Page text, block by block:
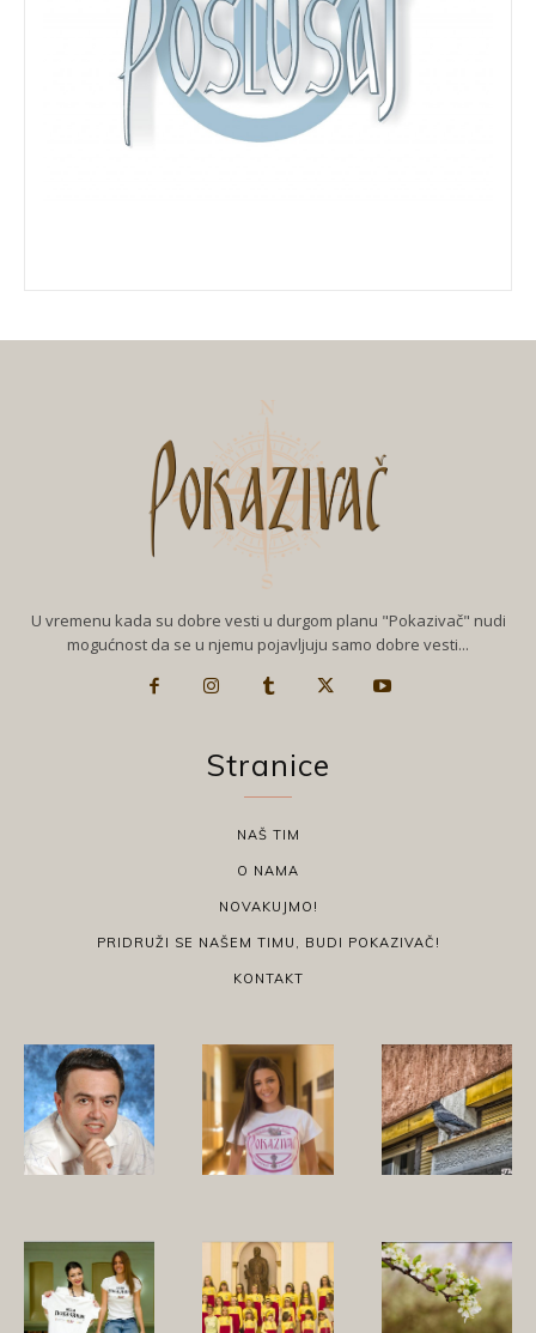
U vremenu kada su dobre vesti u durgom planu "Pokazivač" nudi
mogućnost da se u njemu pojavljuju samo dobre vesti...
Stranice
NAŠ TIM
O NAMA
NOVAKUJMO!
PRIDRUŽI SE NAŠEM TIMU, BUDI POKAZIVAČ!
KONTAKT